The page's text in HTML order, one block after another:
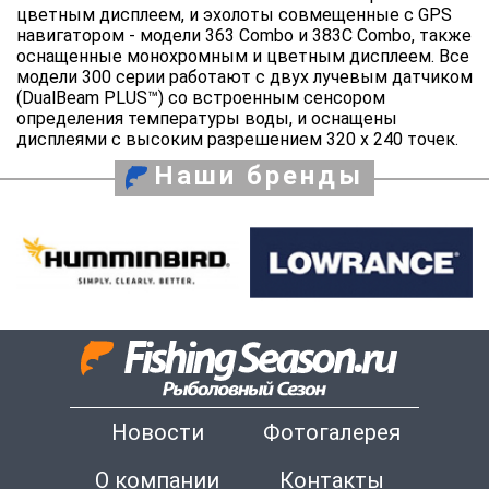
цветным дисплеем, и эхолоты совмещенные с GPS
навигатором - модели 363 Combo и 383C Combo, также
оснащенные монохромным и цветным дисплеем. Все
модели 300 серии работают с двух лучевым датчиком
(DualBeam PLUS™) со встроенным сенсором
определения температуры воды, и оснащены
дисплеями с высоким разрешением 320 х 240 точек.
Наши бренды
Новости
Фотогалерея
О компании
Контакты